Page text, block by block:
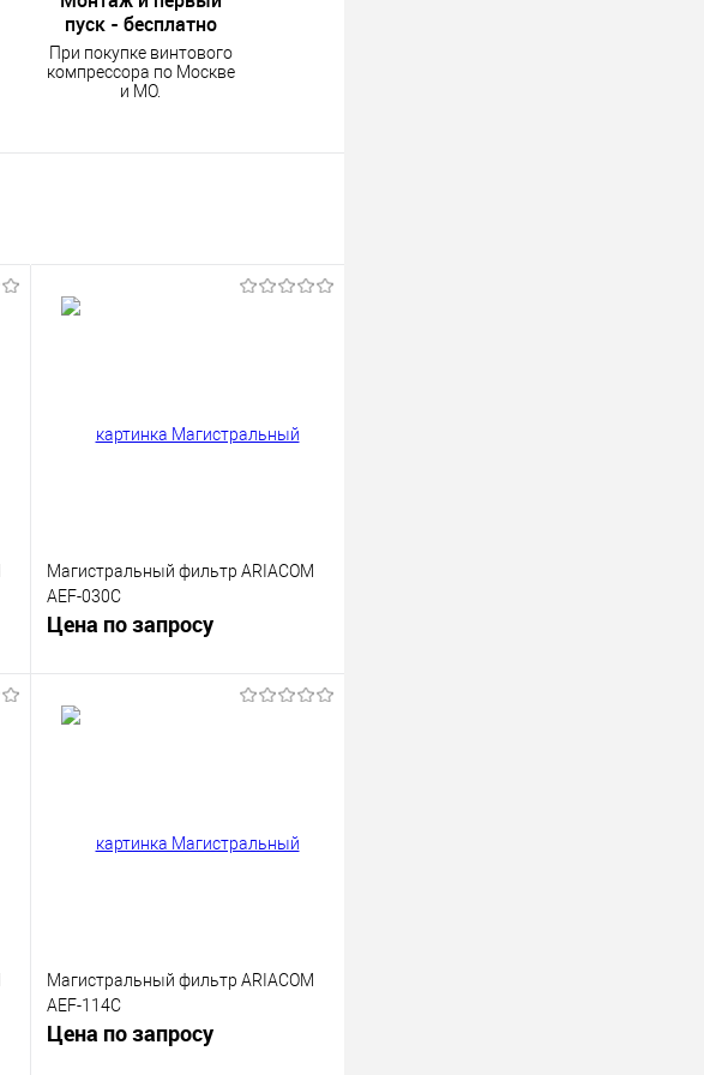
пуск - бесплатно
При покупке винтового
компрессора по Москве
и МО.
Магистральный фильтр ARIACOM
AEF-030C
Цена по запросу
Запросить цену
Магистральный фильтр ARIACOM
AEF-114C
Цена по запросу